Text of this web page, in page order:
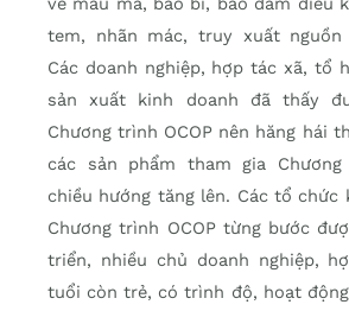
tem, nhãn mác, truy xuất nguồn
Các doanh nghiệp, hợp tác xã, tổ
sản xuất kinh doanh đã thấy
Chương trình OCOP nên hăng hái
các sản phẩm tham gia Chương
chiều hướng tăng lên. Các tổ chức
Chương trình OCOP từng bước
triển, nhiều chủ doanh nghiệp,
tuổi còn trẻ, có trình độ, hoạt